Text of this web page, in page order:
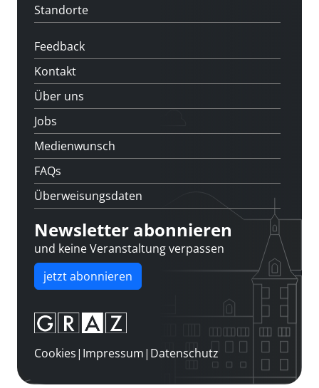
Standorte
Feedback
Kontakt
Über uns
Jobs
Medienwunsch
FAQs
Überweisungsdaten
Newsletter abonnieren
und keine Veranstaltung verpassen
jetzt abonnieren
Cookies| Impressum| Datenschutz